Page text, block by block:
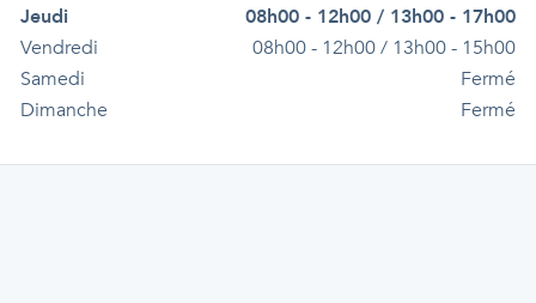
Jeudi
08h00 - 12h00 / 13h00 - 17h00
Vendredi
08h00 - 12h00 / 13h00 - 15h00
Samedi
Fermé
Dimanche
Fermé